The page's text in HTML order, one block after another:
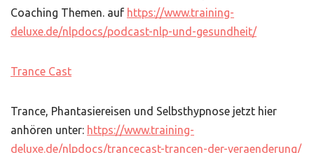
Coaching Themen. auf https://www.training-
deluxe.de/nlpdocs/podcast-nlp-und-gesundheit/
Trance Cast
Trance, Phantasiereisen und Selbsthypnose jetzt hier
anhören unter: https://www.training-
deluxe.de/nlpdocs/trancecast-trancen-der-veraenderung/